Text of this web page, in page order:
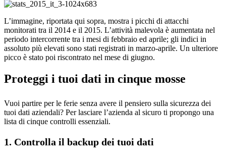
L’immagine, riportata qui sopra, mostra i picchi di attacchi
monitorati tra il 2014 e il 2015. L’attività malevola è aumentata nel
periodo intercorrente tra i mesi di febbraio ed aprile; gli indici in
assoluto più elevati sono stati registrati in marzo-aprile. Un ulteriore
picco è stato poi riscontrato nel mese di giugno.
Proteggi i tuoi dati in cinque mosse
Vuoi partire per le ferie senza avere il pensiero sulla sicurezza dei
tuoi dati aziendali? Per lasciare l’azienda al sicuro ti propongo una
lista di cinque controlli essenziali.
1. Controlla il backup dei tuoi dati